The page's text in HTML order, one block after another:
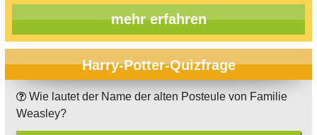
mehr erfahren
Harry-Potter-Quizfrage
Wie lautet der Name der alten Posteule von Familie
Weasley?